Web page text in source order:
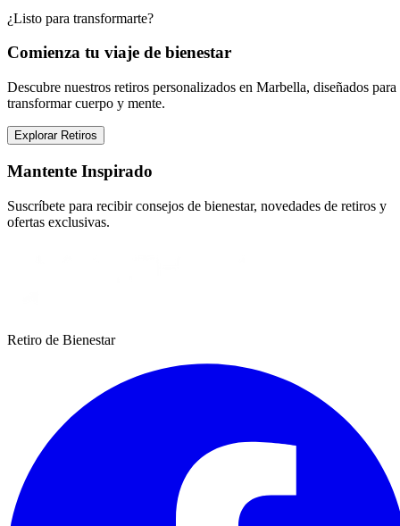
¿Listo para transformarte?
Comienza tu viaje de bienestar
Descubre nuestros retiros personalizados en Marbella, diseñados para
transformar cuerpo y mente.
Explorar Retiros
Mantente Inspirado
Suscríbete para recibir consejos de bienestar, novedades de retiros y
ofertas exclusivas.
Retiro de Bienestar